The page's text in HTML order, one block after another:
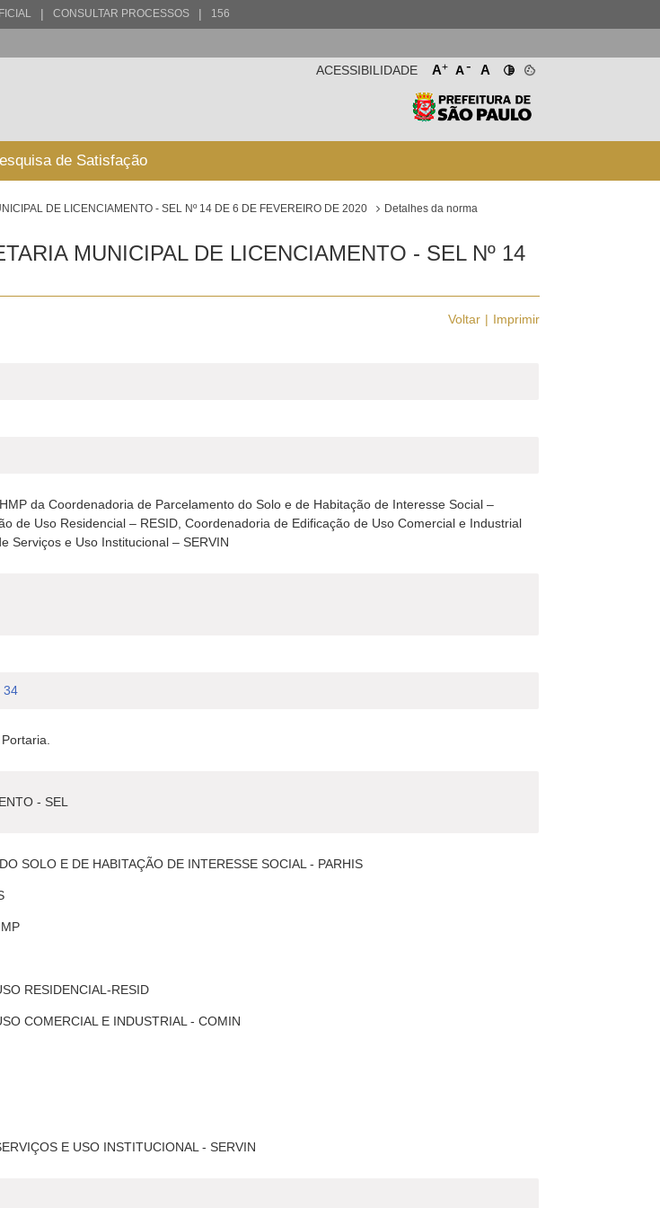
| CONSULTAR PROCESSOS | 156
A+ A- A
ACESSIBILIDADE
de Satisfação
DE LICENCIAMENTO - SEL Nº 14 DE 6 DE FEVEREIRO DE 2020 Detalhes da norma
MUNICIPAL DE LICENCIAMENTO - SEL Nº 14
Voltar Imprimir
da Coordenadoria de Parcelamento do Solo e de Habitação de Interesse Social –
de Uso Residencial – RESID, Coordenadoria de Edificação de Uso Comercial e Industrial
Serviços e Uso Institucional – SERVIN
34
- SEL
SOLO E DE HABITAÇÃO DE INTERESSE SOCIAL - PARHIS
RESIDENCIAL-RESID
COMERCIAL E INDUSTRIAL - COMIN
E USO INSTITUCIONAL - SERVIN